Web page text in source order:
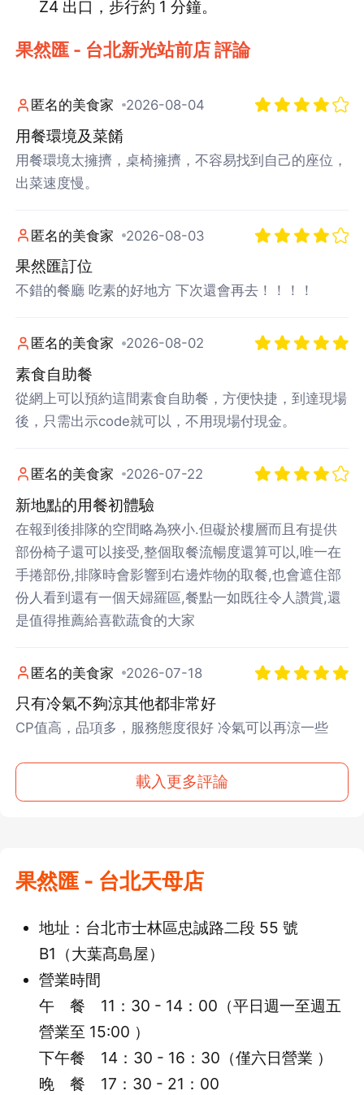
Z4 出口，步行約 1 分鐘。
果然匯 - 台北新光站前店 評論
匿名的美食家 2026-08-04
用餐環境及菜餚
用餐環境太擁擠，桌椅擁擠，不容易找到自己的座位，
出菜速度慢。
匿名的美食家 2026-08-03
果然匯訂位
不錯的餐廳 吃素的好地方 下次還會再去！！！！
匿名的美食家 2026-08-02
素食自助餐
從網上可以預約這間素食自助餐，方便快捷，到達現場
後，只需出示code就可以，不用現場付現金。
匿名的美食家 2026-07-22
新地點的用餐初體驗
在報到後排隊的空間略為狹小.但礙於樓層而且有提供
部份椅子還可以接受,整個取餐流暢度還算可以,唯一在
手捲部份,排隊時會影響到右邊炸物的取餐,也會遮住部
份人看到還有一個天婦羅區,餐點一如既往令人讚賞,還
是值得推薦給喜歡蔬食的大家
匿名的美食家 2026-07-18
只有冷氣不夠涼其他都非常好
CP值高，品項多，服務態度很好 冷氣可以再涼一些
載入更多評論
果然匯 - 台北天母店
地址：台北市士林區忠誠路二段 55 號
B1（大葉髙島屋）
營業時間
午 餐 11：30 - 14：00（平日週一至週五
營業至 15:00 ）
下午餐 14：30 - 16：30（僅六日營業 ）
晚 餐 17：30 - 21：00